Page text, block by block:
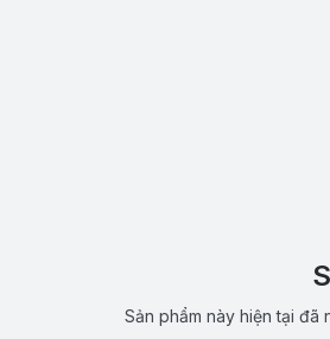
Sản phẩm này hiện tại đã